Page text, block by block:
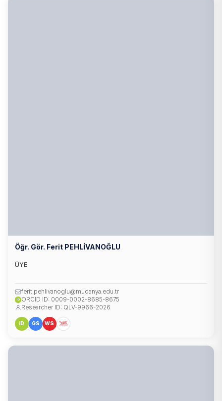
Öğr. Gör. Ferit PEHLİVANOĞLU
ÜYE
ferit.pehlivanoglu@mudanya.edu.tr
iD ORCID ID: 0009-0002-8685-8675
Researcher ID: QLV-9966-2026
iD GS WS